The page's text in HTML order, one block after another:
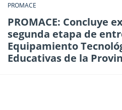
PROMACE
PROMACE: Concluye
segunda etapa de
Equipamiento
Educativas de la